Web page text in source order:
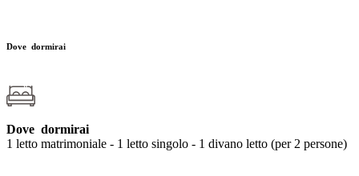
Dove dormirai
Dove dormirai
1 letto matrimoniale - 1 letto singolo - 1 divano letto (per 2 persone)